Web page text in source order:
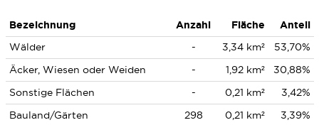
Bezeichnung Anzahl Fläche
Anteil
Wälder
- 3,34 km²
53,70%
Äcker, Wiesen oder Weiden
- 1,92 km²
30,88%
Sonstige Flächen
- 0,21 km²
3,42%
Bauland/Gärten
298 0,21 km² 3,39%